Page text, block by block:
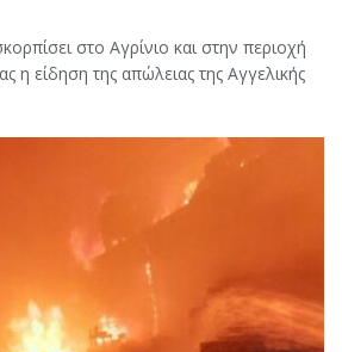
στο Αγρίνιο και στην περιοχή
η είδηση της απώλειας της Αγγελικής